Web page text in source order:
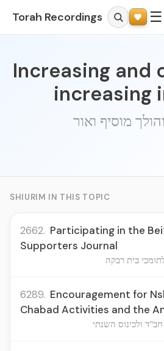
Torah Recordings ☰
Increasing and
increasing
מוסיף ואור
SHIURIM IN THIS TOPIC
2662. Participating in the
Supporters Journal
בית רבקה
6289. Encouragement for
Chabad Activities and the
חב"ד ולכינוס השנתי